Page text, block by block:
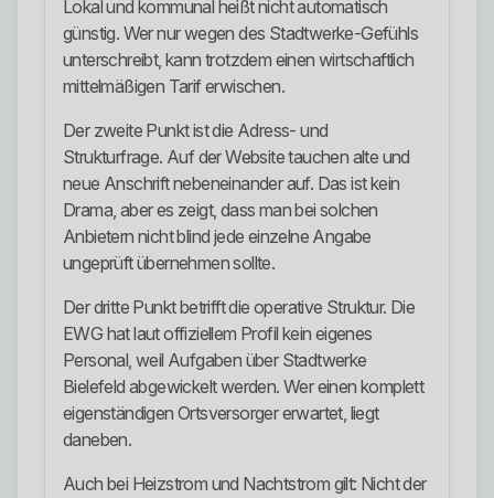
Lokal und kommunal heißt nicht automatisch
günstig. Wer nur wegen des Stadtwerke-Gefühls
unterschreibt, kann trotzdem einen wirtschaftlich
mittelmäßigen Tarif erwischen.
Der zweite Punkt ist die Adress- und
Strukturfrage. Auf der Website tauchen alte und
neue Anschrift nebeneinander auf. Das ist kein
Drama, aber es zeigt, dass man bei solchen
Anbietern nicht blind jede einzelne Angabe
ungeprüft übernehmen sollte.
Der dritte Punkt betrifft die operative Struktur. Die
EWG hat laut offiziellem Profil kein eigenes
Personal, weil Aufgaben über Stadtwerke
Bielefeld abgewickelt werden. Wer einen komplett
eigenständigen Ortsversorger erwartet, liegt
daneben.
Auch bei Heizstrom und Nachtstrom gilt: Nicht der